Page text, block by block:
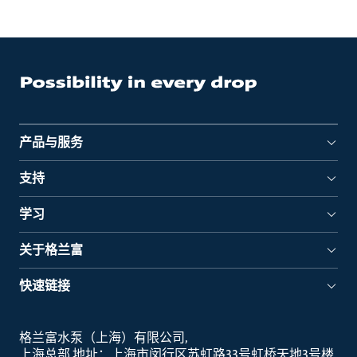
产品与服务
支持
学习
关于格兰富
快速链接
格兰富水泵（上海）有限公司